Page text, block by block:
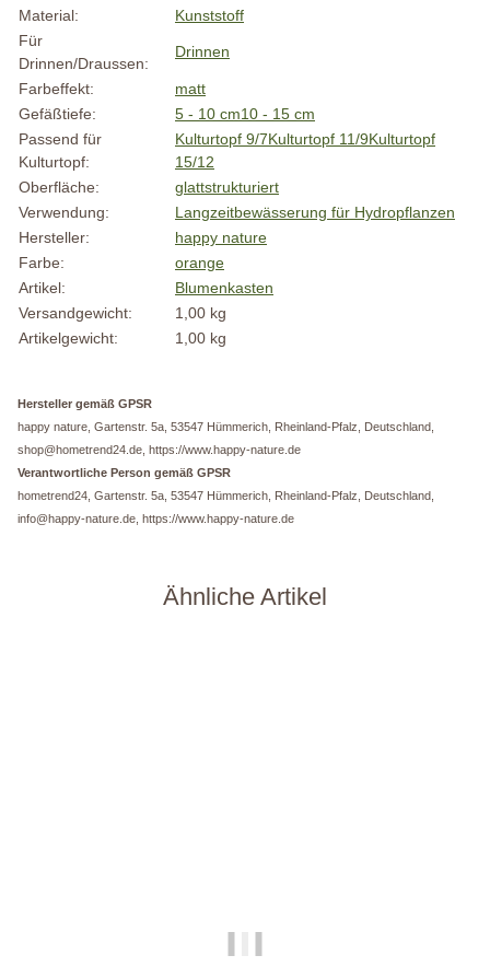
Material:
Kunststoff
Für
Drinnen/Draussen:
Drinnen
Farbeffekt:
matt
Gefäßtiefe:
5 - 10 cm10 - 15 cm
Passend für
Kulturtopf:
Kulturtopf 9/7Kulturtopf 11/9Kulturtopf
15/12
Oberfläche:
glattstrukturiert
Verwendung:
Langzeitbewässerung für Hydropflanzen
Hersteller:
happy nature
Farbe:
orange
Artikel:
Blumenkasten
Versandgewicht:
1,00 kg
Artikelgewicht:
1,00 kg
Hersteller gemäß GPSR
happy nature, Gartenstr. 5a, 53547 Hümmerich, Rheinland-Pfalz, Deutschland,
shop@hometrend24.de, https://www.happy-nature.de
Verantwortliche Person gemäß GPSR
hometrend24, Gartenstr. 5a, 53547 Hümmerich, Rheinland-Pfalz, Deutschland,
info@happy-nature.de, https://www.happy-nature.de
Ähnliche Artikel